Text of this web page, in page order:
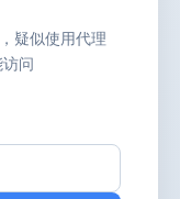
，疑似使用代理
问